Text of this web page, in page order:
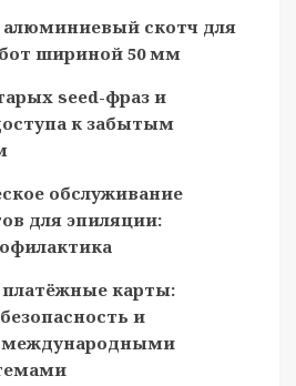
скотч для
шириной 50 мм
seed-фраз и
к забытым
обслуживание
для эпиляции:
карты:
и
международными